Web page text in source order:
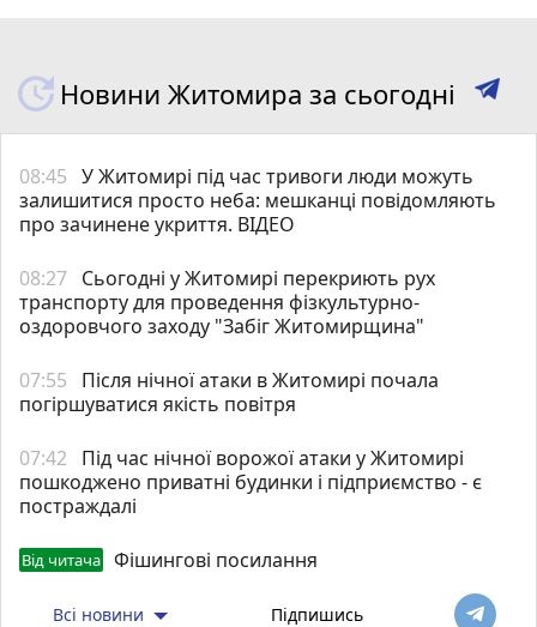
Новини Житомира за сьогодні
08:45 У Житомирі під час тривоги люди можуть
залишитися просто неба: мешканці повідомляють
про зачинене укриття. ВІДЕО
08:27 Сьогодні у Житомирі перекриють рух
транспорту для проведення фізкультурно-
оздоровчого заходу "Забіг Житомирщина"
07:55
Після нічної атаки в Житомирі почала
погіршуватися якість повітря
07:42
Під час нічної ворожої атаки у Житомирі
пошкоджено приватні будинки і підприємство - є
постраждалі
Від читача Фішингові посилання
Всі новини Підпишись